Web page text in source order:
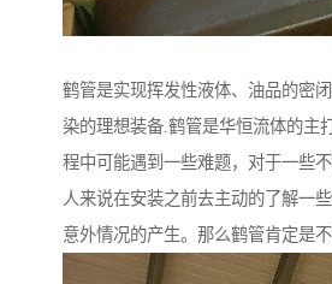
鹤管是实现挥发性液体、油品的密
染的理想装备.鹤管是华恒流体的主
程中可能遇到一些难题，对于一些
人来说在安装之前去主动的了解一
意外情况的产生。那么鹤管肯定是不